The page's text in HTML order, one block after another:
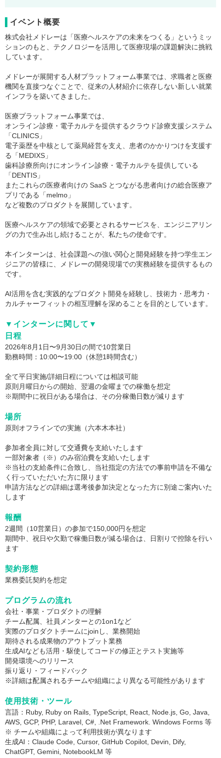
イベント概要
株式会社メドレーは「医療ヘルスケアの未来をつくる」というミッ
ションのもと、テクノロジーを活用して医療現場の課題解決に挑戦
しています。
メドレーが展開する人材プラットフォーム事業では、求職者と医療
機関を直接つなぐことで、従来の人材紹介に依存しない新しい就業
インフラを築いてきました。
医療プラットフォーム事業では、
オンライン診療・電子カルテを提供するクラウド診療支援システム
「CLINICS」
電子薬歴を中核として薬局経営を支え、患者のかかりつけを支援す
る「MEDIXS」
歯科診療所向けにオンライン診療・電子カルテを提供している
「DENTIS」
またこれらの医療者向けの SaaS とつながる患者向けの総合医療ア
プリである「melmo」
など複数のプロダクトを展開しています。
医療ヘルスケアの領域で必要とされるサービスを、エンジニアリン
グの力で生み出し続けることが、私たちの使命です。
本インターンは、社会課題への強い関心と開発経験を持つ学生エン
ジニアの皆様に、メドレーの開発現場での実務経験を提供するもの
です。
AI活用を含む実践的なプロダクト開発を経験し、技術力・思考力・
カルチャーフィットの相互理解を深めることを目的としています。
▼インターンに関して▼
日程
2026年8月1日〜9月30日の間で10営業日
勤務時間：10:00〜19:00（休憩1時間含む）
全て平日実施/詳細日程については相談可能
原則月曜日からの開始、翌週の金曜までの稼働を想定
※期間中に祝日がある場合は、その分稼働日数が減ります
場所
原則オフラインでの実施（六本木本社）
参加者全員に対して交通費を支給いたします
一部対象者（※）のみ宿泊費を支給いたします
※当社の支給条件に合致し、当社指定の方法での事前申請を不備な
く行っていただいた方に限ります
申請方法などの詳細は選考後参加決定となった方に別途ご案内いた
します
報酬
2週間（10営業日）の参加で150,000円を想定
期間中、祝日や欠勤で稼働日数が減る場合は、日割りで控除を行い
ます
契約形態
業務委託契約を想定
プログラムの流れ
会社・事業・プロダクトの理解
チーム配属、社員メンターとの1on1など
実際のプロダクトチームにjoinし、業務開始
期待される成果物のアウトプット業務
生成AIなども活用・駆使してコードの修正とテスト実施等
開発環境へのリリース
振り返り・フィードバック
※詳細は配属されるチームや組織により異なる可能性があります
使用技術・ツール
言語：Ruby, Ruby on Rails, TypeScript, React, Node.js, Go, Java,
AWS, GCP, PHP, Laravel, C#, .Net Framework. Windows Forms 等
※ チームや組織によって利用技術が異なります
生成AI：Claude Code, Cursor, GitHub Copilot, Devin, Dify,
ChatGPT, Gemini, NotebookLM 等